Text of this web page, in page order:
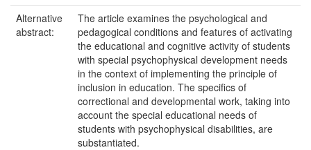
Alternative
abstract:
The article examines the psychological and
pedagogical conditions and features of activating
the educational and cognitive activity of students
with special psychophysical development needs
in the context of implementing the principle of
inclusion in education. The specifics of
correctional and developmental work, taking into
account the special educational needs of
students with psychophysical disabilities, are
substantiated.